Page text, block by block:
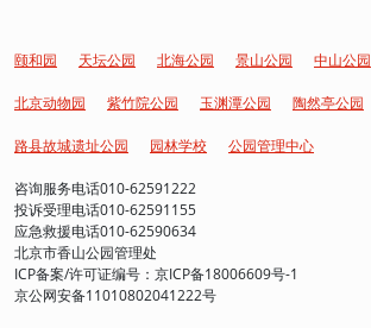
颐和园 天坛公园 北海公园 景山公园 中山公园
北京动物园 紫竹院公园 玉渊潭公园 陶然亭公园
路县故城遗址公园 园林学校 公园管理中心
咨询服务电话010-62591222
投诉受理电话010-62591155
应急救援电话010-62590634
北京市香山公园管理处
ICP备案/许可证编号：京ICP备18006609号-1
京公网安备11010802041222号